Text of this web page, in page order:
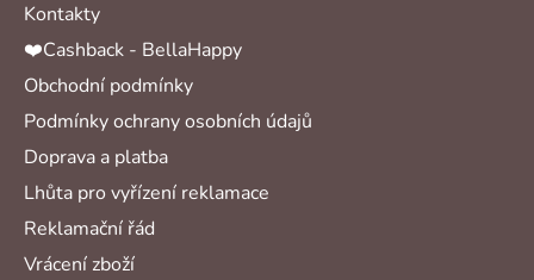
Kontakty
❤️Cashback - BellaHappy
Obchodní podmínky
Podmínky ochrany osobních údajů
Doprava a platba
Lhůta pro vyřízení reklamace
Reklamační řád
Vrácení zboží